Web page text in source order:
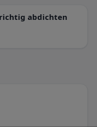
abdichten